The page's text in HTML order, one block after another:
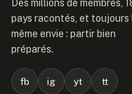
Des millions de membres,
pays racontés, et toujours
même envie : partir bien
préparés.
fb ig yt tt